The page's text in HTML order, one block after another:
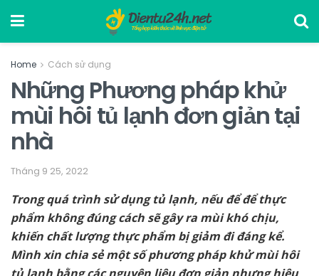
Home Cách sử dụng
Những Phương pháp khử
mùi hôi tủ lạnh đơn giản tại
nhà
Tháng 9 25, 2022
Trong quá trình sử dụng tủ lạnh, nếu để để thực
phẩm không đúng cách sẽ gây ra mùi khó chịu,
khiến chất lượng thực phẩm bị giảm đi đáng kể.
Mình xin chia sẻ một số phương pháp khử mùi hôi